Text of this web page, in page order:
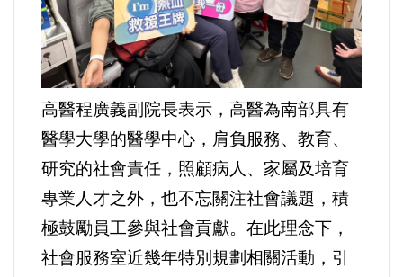
中美台
正能量
餐飲美食
法制/司法/監督
防災/救災
高醫程廣義副院長表示，高醫為南部具有
醫學大學的醫學中心，肩負服務、教育、
研究的社會責任，照顧病人、家屬及培育
專業人才之外，也不忘關注社會議題，積
極鼓勵員工參與社會貢獻。在此理念下，
社會服務室近幾年特別規劃相關活動，引